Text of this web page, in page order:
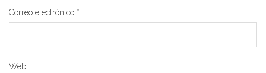
Correo electrónico *
Web